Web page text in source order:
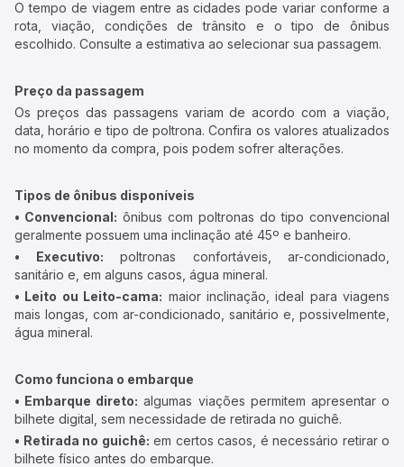
O tempo de viagem entre as cidades pode variar conforme a
rota, viação, condições de trânsito e o tipo de ônibus
escolhido. Consulte a estimativa ao selecionar sua passagem.
Preço da passagem
Os preços das passagens variam de acordo com a viação,
data, horário e tipo de poltrona. Confira os valores atualizados
no momento da compra, pois podem sofrer alterações.
Tipos de ônibus disponíveis
• Convencional: ônibus com poltronas do tipo convencional
geralmente possuem uma inclinação até 45º e banheiro.
• Executivo: poltronas confortáveis, ar-condicionado,
sanitário e, em alguns casos, água mineral.
• Leito ou Leito-cama: maior inclinação, ideal para viagens
mais longas, com ar-condicionado, sanitário e, possivelmente,
água mineral.
Como funciona o embarque
• Embarque direto: algumas viações permitem apresentar o
bilhete digital, sem necessidade de retirada no guichê.
• Retirada no guichê: em certos casos, é necessário retirar o
bilhete físico antes do embarque.